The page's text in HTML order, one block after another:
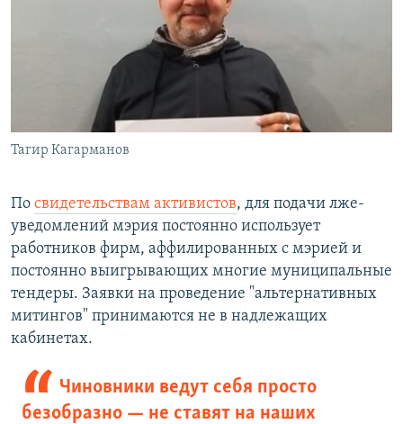
Тагир Кагарманов
По свидетельствам активистов, для подачи лже-
уведомлений мэрия постоянно использует
работников фирм, аффилированных с мэрией и
постоянно выигрывающих многие муниципальные
тендеры. Заявки на проведение "альтернативных
митингов" принимаются не в надлежащих
кабинетах.
Чиновники ведут себя просто
безобразно — не ставят на наших